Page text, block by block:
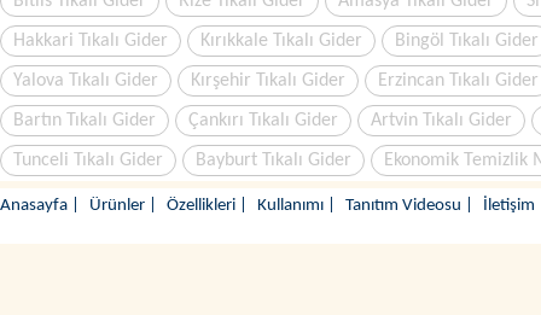
Hakkari Tıkalı Gider Kırıkkale Tıkalı Gider Bingöl Tıkalı Gider
Yalova Tıkalı Gider Kırşehir Tıkalı Gider Erzincan Tıkalı Gider
Bartın Tıkalı Gider Çankırı Tıkalı Gider Artvin Tıkalı Gider
Tunceli Tıkalı Gider Bayburt Tıkalı Gider Ekonomik Temizlik
Anasayfa Ürünler Özellikleri Kullanımı Tanıtım Videosu İletişim